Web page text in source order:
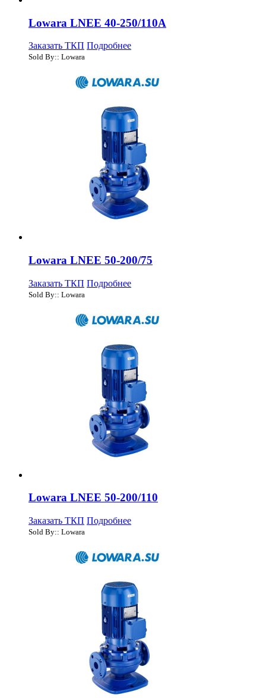
Lowara LNEE 40-250/110A
Заказать ТКП Подробнее
Sold By:: Lowara
Lowara LNEE 50-200/75
Заказать ТКП Подробнее
Sold By:: Lowara
Lowara LNEE 50-200/110
Заказать ТКП Подробнее
Sold By:: Lowara